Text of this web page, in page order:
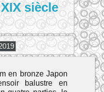
siècle
en bronze Japon
balustre en